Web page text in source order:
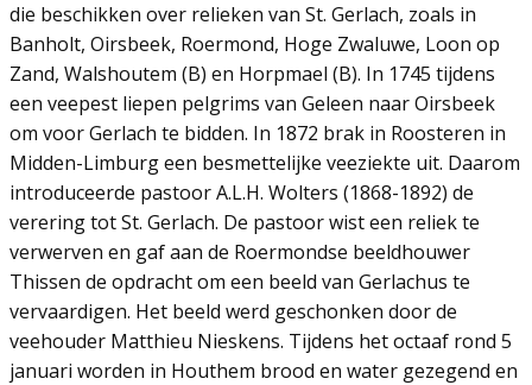
die beschikken over relieken van St. Gerlach, zoals in
Banholt, Oirsbeek, Roermond, Hoge Zwaluwe, Loon op
Zand, Walshoutem (B) en Horpmael (B). In 1745 tijdens
een veepest liepen pelgrims van Geleen naar Oirsbeek
om voor Gerlach te bidden. In 1872 brak in Roosteren in
Midden-Limburg een besmettelijke veeziekte uit. Daarom
introduceerde pastoor A.L.H. Wolters (1868-1892) de
verering tot St. Gerlach. De pastoor wist een reliek te
verwerven en gaf aan de Roermondse beeldhouwer
Thissen de opdracht om een beeld van Gerlachus te
vervaardigen. Het beeld werd geschonken door de
veehouder Matthieu Nieskens. Tijdens het octaaf rond 5
januari worden in Houthem brood en water gezegend en